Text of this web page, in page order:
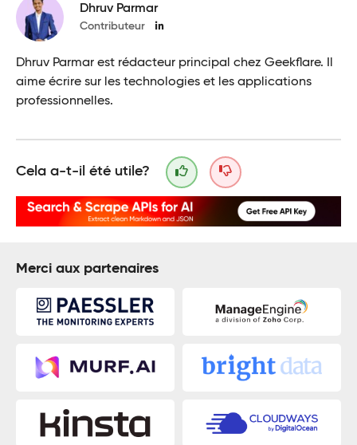
Dhruv Parmar
Contributeur
Dhruv Parmar est rédacteur principal chez Geekflare. Il
aime écrire sur les technologies et les applications
professionnelles.
Cela a-t-il été utile?
Merci aux partenaires